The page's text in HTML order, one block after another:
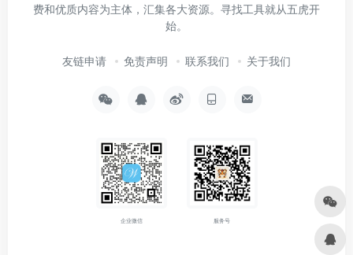
费和优质内容为主体，汇集各大资源。寻找工具就从五虎开
始。
友链申请 免责声明 联系我们 关于我们
企业微信 服务号